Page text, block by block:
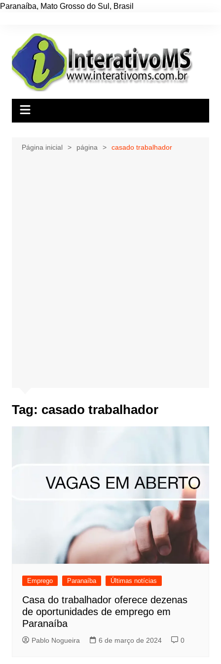
Paranaíba, Mato Grosso do Sul , Brasil
conteúdo
Página inicial página casado trabalhador
Tag: casado trabalhador
Emprego Paranaíba Últimas notícias
Casa do trabalhador oferece dezenas
de oportunidades de emprego em
Paranaíba
Pablo Nogueira 6 de março de 2024 0